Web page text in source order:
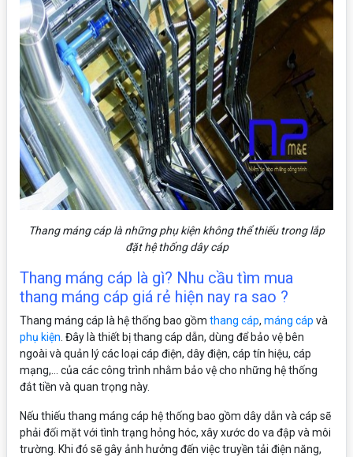
Thang máng cáp là những phụ kiện không thể thiếu trong lắp
đặt hệ thống dây cáp
Thang máng cáp là gì? Nhu cầu tìm mua
thang máng cáp giá rẻ hiện nay ra sao ?
Thang máng cáp là hệ thống bao gồm thang cáp, máng cáp và
phụ kiện . Đây là thiết bị thang cáp dẫn, dùng để bảo vệ bên
ngoài và quản lý các loại cáp điện, dây điện, cáp tín hiệu, cáp
mạng,... của các công trình nhằm bảo vệ cho những hệ thống
đắt tiền và quan trọng này.
Nếu thiếu thang máng cáp hệ thống bao gồm dây dẫn và cáp sẽ
phải đối mặt với tình trạng hỏng hóc, xây xước do va đập và môi
trường. Khi đó sẽ gây ảnh hưởng đến việc truyền tải điện năng,